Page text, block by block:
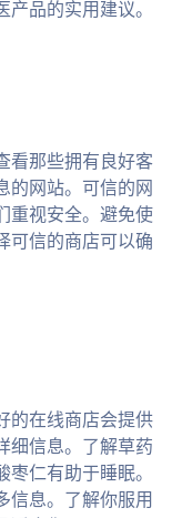
品的实用建议。
看那些拥有良好客
的网站。可信的网
重视安全。避免使
可信的商店可以确
的在线商店会提供
细信息。了解草药
仁有助于睡眠。
信息。了解你服用